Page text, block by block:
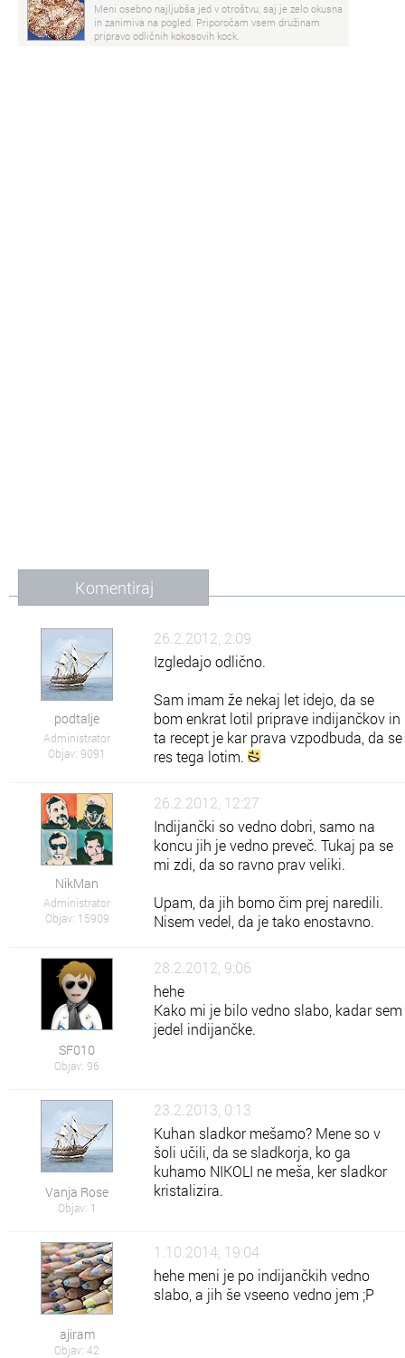
Meni osebno najljubša jed v otroštvu, saj je zelo okusna
in zanimiva na pogled. Priporočam vsem družinam
pripravo odličnih kokosovih kock.
Komentiraj
podtalje
Administrator
Objav: 9091
26.2.2012, 2:09
Izgledajo odlično.
Sam imam že nekaj let idejo, da se
bom enkrat lotil priprave indijančkov in
ta recept je kar prava vzpodbuda, da se
res tega lotim.
NikMan
Administrator
Objav: 15909
26.2.2012, 12:27
Indijančki so vedno dobri, samo na
koncu jih je vedno preveč. Tukaj pa se
mi zdi, da so ravno prav veliki.
Upam, da jih bomo čim prej naredili.
Nisem vedel, da je tako enostavno.
SF010
Objav: 96
28.2.2012, 9:06
hehe
Kako mi je bilo vedno slabo, kadar sem
jedel indijančke.
Vanja Rose
Objav: 1
23.2.2013, 0:13
Kuhan sladkor mešamo? Mene so v
šoli učili, da se sladkorja, ko ga
kuhamo NIKOLI ne meša, ker sladkor
kristalizira.
ajiram
Objav: 42
1.10.2014, 19:04
hehe meni je po indijančkih vedno
slabo, a jih še vseeno vedno jem ;P